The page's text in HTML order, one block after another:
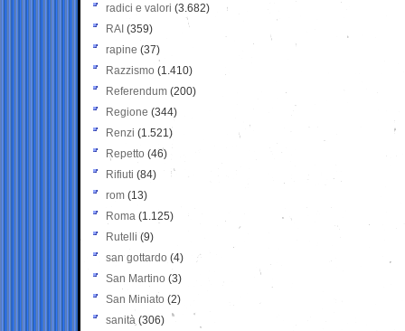
radici e valori (3.682)
RAI (359)
rapine (37)
Razzismo (1.410)
Referendum (200)
Regione (344)
Renzi (1.521)
Repetto (46)
Rifiuti (84)
rom (13)
Roma (1.125)
Rutelli (9)
san gottardo (4)
San Martino (3)
San Miniato (2)
sanità (306)